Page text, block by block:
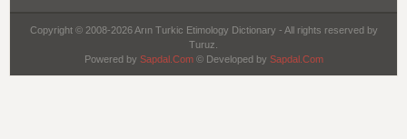
Copyright © 2008-2026 Arın Turkic Etimology Dictionary - All rights reserved by
Turuz.
Powered by Sapdal.Com© Developed by Sapdal.Com